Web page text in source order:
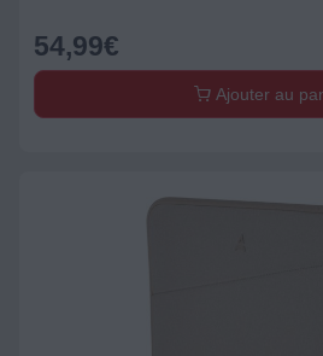
54,99€
Ajouter au